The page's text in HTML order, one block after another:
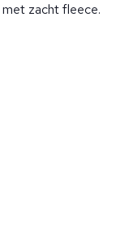
zacht fleece.